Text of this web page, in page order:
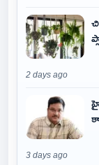
2 days ago
3 days ago